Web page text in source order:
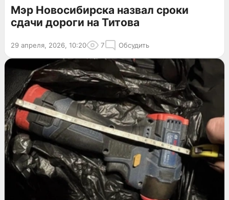
Мэр Новосибирска назвал сроки
сдачи дороги на Титова
29 апреля, 2026, 10:20 7 Обсудить